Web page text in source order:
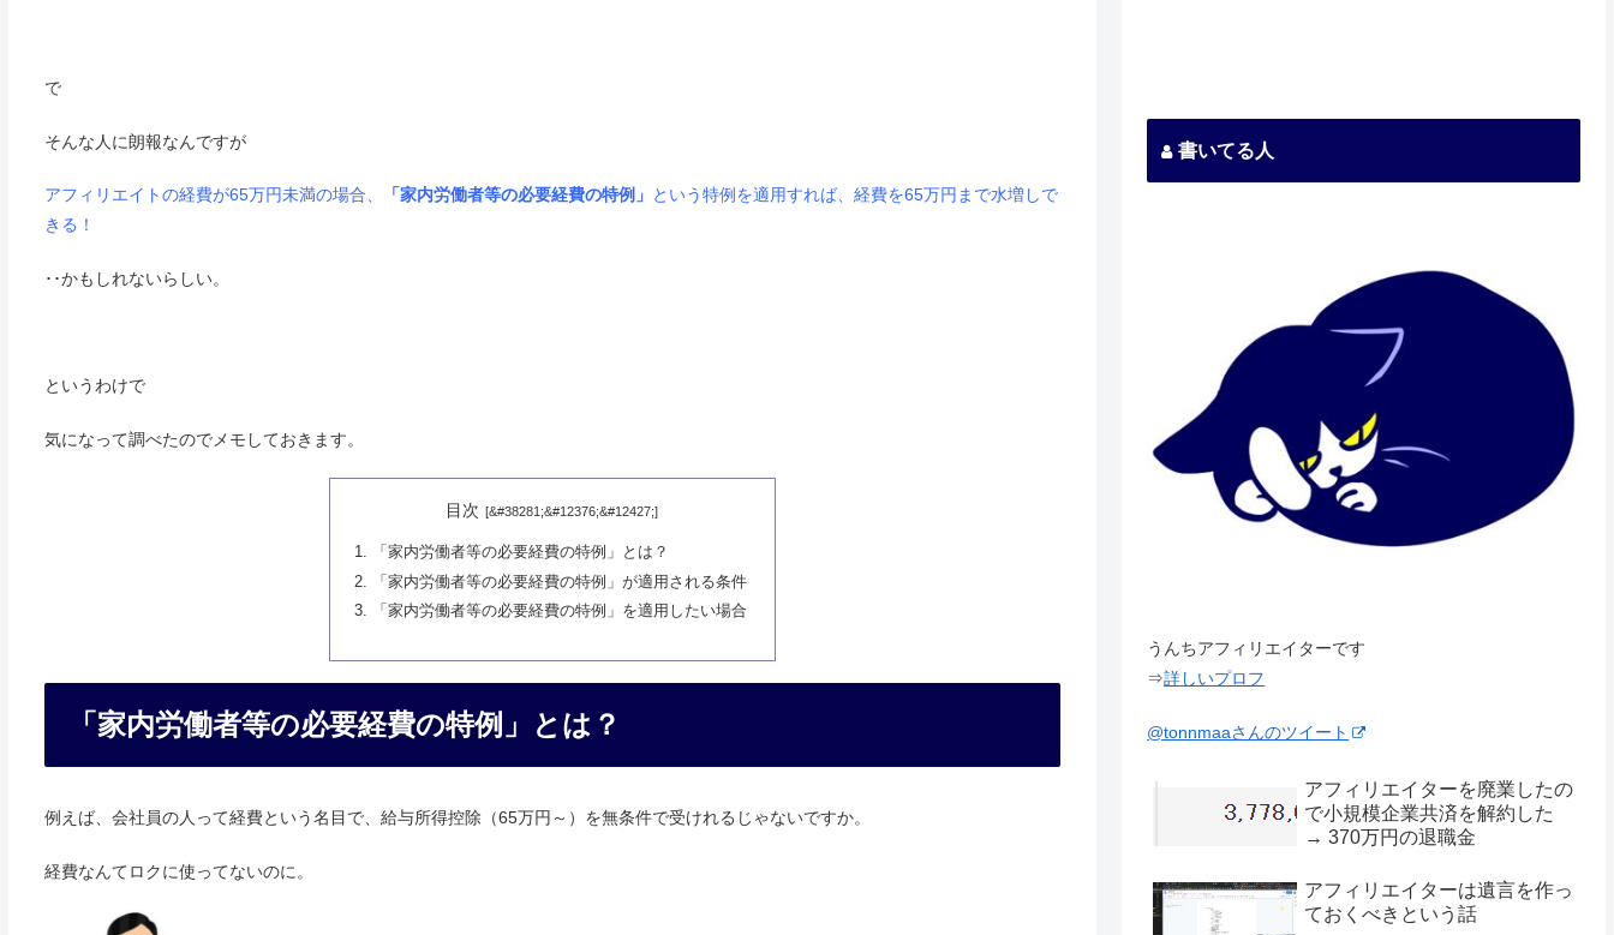
で
そんな人に朗報なんですが
アフィリエイトの経費が65万円未満の場合、 「家内労働者等の必要経費の特例」 という特例を適用すれば、経費を65万円まで水増しで
きる！
･･かもしれないらしい。
というわけで
気になって調べたのでメモしておきます。
目次
「家内労働者等の必要経費の特例」とは？
「家内労働者等の必要経費の特例」が適用される条件
「家内労働者等の必要経費の特例」を適用したい場合
「家内労働者等の必要経費の特例」とは？
例えば、会社員の人って経費という名目で、給与所得控除（65万円～）を無条件で受けれるじゃないですか。
経費なんてロクに使ってないのに。
書いてる人
うんちアフィリエイターです
⇒詳しいプロフ
@tonnmaaさんのツイート
アフィリエイターを廃業したの
で小規模企業共済を解約した
→ 370万円の退職金
アフィリエイターは遺言を作っ
ておくべきという話